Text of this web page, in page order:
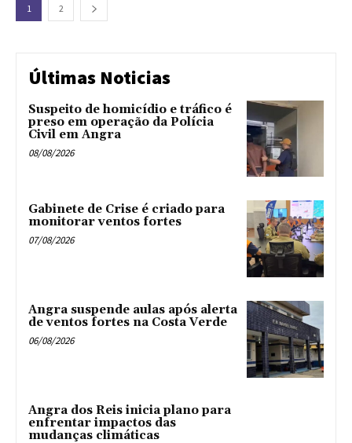
1 2
Últimas Noticias
Suspeito de homicídio e tráfico é
preso em operação da Polícia
Civil em Angra
08/08/2026
Gabinete de Crise é criado para
monitorar ventos fortes
07/08/2026
Angra suspende aulas após alerta
de ventos fortes na Costa Verde
06/08/2026
Angra dos Reis inicia plano para
enfrentar impactos das
mudanças climáticas